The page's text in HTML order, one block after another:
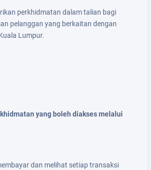
perkhidmatan dalam talian bagi
pelanggan yang berkaitan dengan
Lumpur.
yang boleh diakses melalui
dan melihat setiap transaksi